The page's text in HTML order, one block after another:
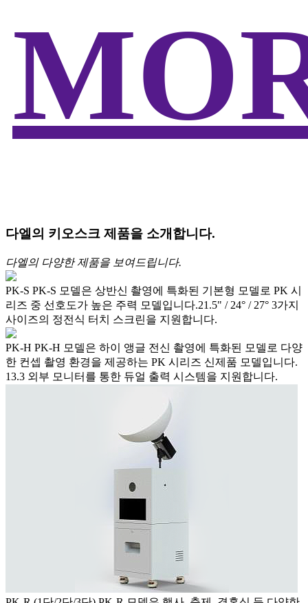
다엘의 키오스크 제품을 소개합니다.
다엘의 다양한 제품을 보여드립니다.
PK-S PK-S 모델은 상반신 촬영에 특화된 기본형 모델로 PK 시
리즈 중 선호도가 높은 주력 모델입니다.21.5" / 24° / 27° 3가지
사이즈의 정전식 터치 스크린을 지원합니다.
PK-H PK-H 모델은 하이 앵글 전신 촬영에 특화된 모델로 다양
한 컨셉 촬영 환경을 제공하는 PK 시리즈 신제품 모델입니다.
13.3 외부 모니터를 통한 듀얼 출력 시스템을 지원합니다.